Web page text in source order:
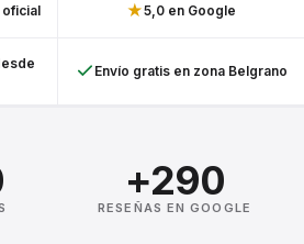
★5,0 en Google
Envío gratis en zona Belgrano
+290
RESEÑAS EN GOOGLE